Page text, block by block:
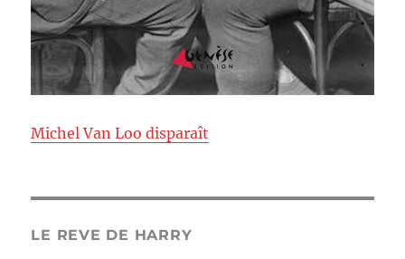
Michel Van Loo disparaît
LE REVE DE HARRY